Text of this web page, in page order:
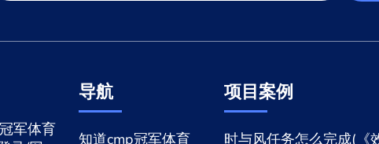
军体育
导航
知道cmp冠军体育
项目案例
时与风任务怎么完成(《